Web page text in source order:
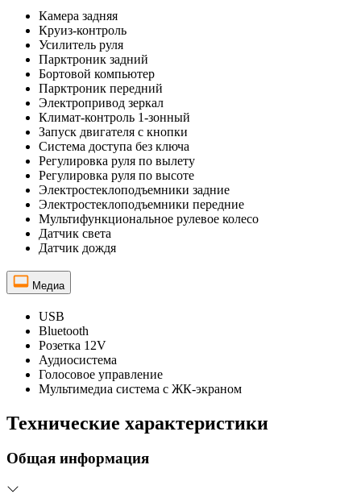
Камера задняя
Круиз-контроль
Усилитель руля
Парктроник задний
Бортовой компьютер
Парктроник передний
Электропривод зеркал
Климат-контроль 1-зонный
Запуск двигателя с кнопки
Система доступа без ключа
Регулировка руля по вылету
Регулировка руля по высоте
Электростеклоподъемники задние
Электростеклоподъемники передние
Мультифункциональное рулевое колесо
Датчик света
Датчик дождя
Медиа
USB
Bluetooth
Розетка 12V
Аудиосистема
Голосовое управление
Мультимедиа система с ЖК-экраном
Технические характеристики
Общая информация